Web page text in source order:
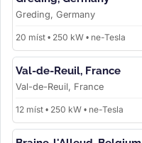
Greding, Germany
20 míst • 250 kW • ne-Tesla
Val-de-Reuil, France
Val-de-Reuil, France
12 míst • 250 kW • ne-Tesla